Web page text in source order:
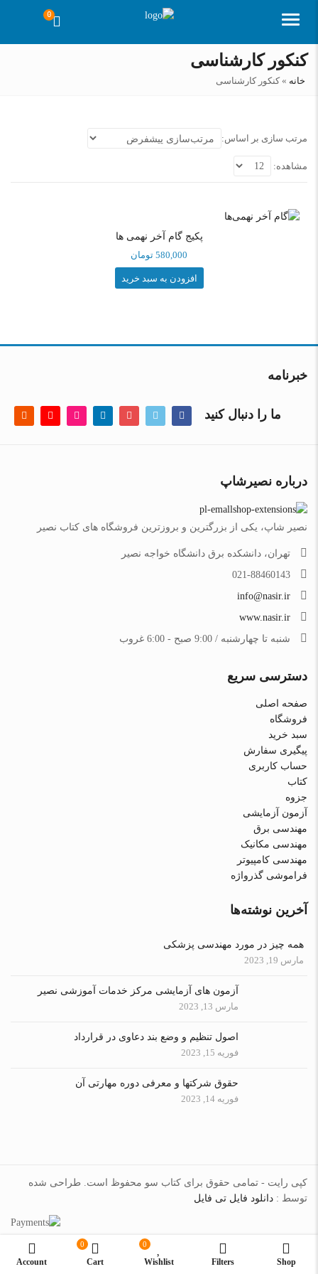
منو
0
کنکور کارشناسی
خانه »کنکور کارشناسی
مرتب سازی بر اساس:
مشاهده:
پکیج گام آخر نهمی ها
580,000 تومان
افزودن به سبد خرید
خبرنامه
ما را دنبال کنید
درباره نصیرشاپ
نصیر شاپ، یکی از بزرگترین و بروزترین فروشگاه های کتاب نصیر
تهران، دانشکده برق دانشگاه خواجه نصیر
021-88460143
info@nasir.ir
www.nasir.ir
شنبه تا چهارشنبه / 9:00 صبح - 6:00 غروب
دسترسی سریع
صفحه اصلی
فروشگاه
سبد خرید
پیگیری سفارش
حساب کاربری
کتاب
جزوه
آزمون آزمایشی
مهندسی برق
مهندسی مکانیک
مهندسی کامپیوتر
فراموشی گذرواژه
آخرین نوشته‌ها
همه چیز در مورد مهندسی پزشکی
مارس 19, 2023
آزمون های آزمایشی مرکز خدمات آموزشی نصیر
مارس 13, 2023
اصول تنظیم و وضع بند دعاوی در قرارداد
فوریه 15, 2023
حقوق شرکتها و معرفی دوره مهارتی آن
فوریه 14, 2023
کپی رایت - تمامی حقوق برای کتاب سو محفوظ است. طراحی شده
توسط : دانلود فایل تی فایل
Shop
Filters
0
Wishlist
0
Cart
Account